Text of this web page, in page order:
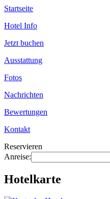
Startseite
Hotel Info
Jetzt buchen
Ausstattung
Fotos
Nachrichten
Bewertungen
Kontakt
Reservieren
Anreise:
Hotelkarte